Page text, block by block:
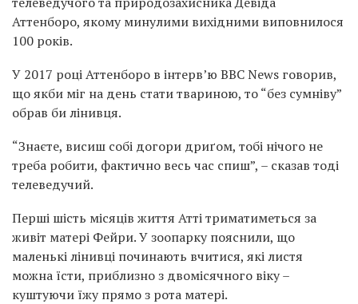
Аттенборо, якому минулими вихідними виповнилося
100 років.
У 2017 році Аттенборо в інтерв’ю BBC News говорив,
що якби міг на день стати твариною, то “без сумніву”
обрав би лінивця.
“Знаєте, висиш собі догори дриґом, тобі нічого не
треба робити, фактично весь час спиш”, – сказав тоді
телеведучий.
Перші шість місяців життя Атті триматиметься за
живіт матері Фейри. У зоопарку пояснили, що
маленькі лінивці починають вчитися, які листя
можна їсти, приблизно з двомісячного віку –
куштуючи їжу прямо з рота матері.